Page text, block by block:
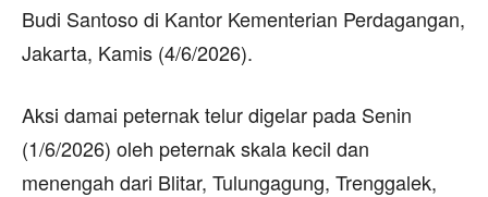
Budi Santoso di Kantor Kementerian Perdagangan,
Jakarta, Kamis (4/6/2026).
Aksi damai peternak telur digelar pada Senin
(1/6/2026) oleh peternak skala kecil dan
menengah dari Blitar, Tulungagung, Trenggalek,